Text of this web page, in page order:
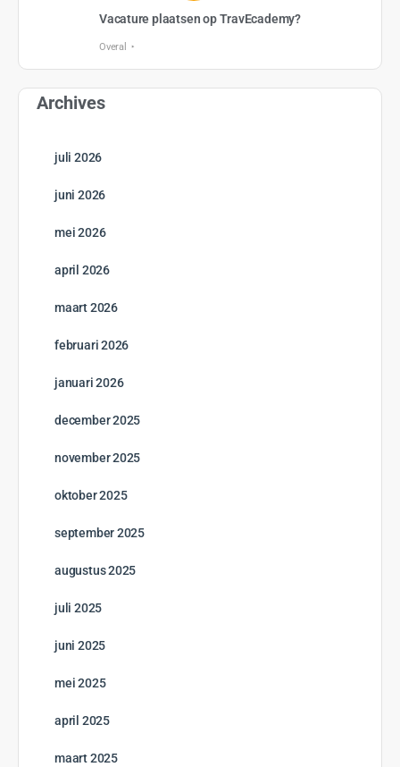
Vacature plaatsen op TravEcademy?
Overal
Archives
juli 2026
juni 2026
mei 2026
april 2026
maart 2026
februari 2026
januari 2026
december 2025
november 2025
oktober 2025
september 2025
augustus 2025
juli 2025
juni 2025
mei 2025
april 2025
maart 2025